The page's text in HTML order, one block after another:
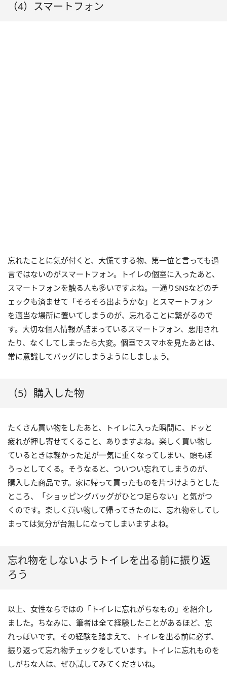
（4）スマートフォン
忘れたことに気が付くと、大慌てする物、第一位と言っても過
言ではないのがスマートフォン。トイレの個室に入ったあと、
スマートフォンを触る人も多いですよね。一通りSNSなどのチ
ェックも済ませて「そろそろ出ようかな」とスマートフォン
を適当な場所に置いてしまうのが、忘れることに繋がるので
す。大切な個人情報が詰まっているスマートフォン、悪用され
たり、なくしてしまったら大変。個室でスマホを見たあとは、
常に意識してバッグにしまうようにしましょう。
（5）購入した物
たくさん買い物をしたあと、トイレに入った瞬間に、ドッと
疲れが押し寄せてくること、ありますよね。楽しく買い物し
ているときは軽かった足が一気に重くなってしまい、頭もぼ
うっとしてくる。そうなると、ついつい忘れてしまうのが、
購入した商品です。家に帰って買ったものを片づけようとした
ところ、「ショッピングバッグがひとつ足らない」と気がつ
くのです。楽しく買い物して帰ってきたのに、忘れ物をしてし
まっては気分が台無しになってしまいますよね。
忘れ物をしないようトイレを出る前に振り返
ろう
以上、女性ならではの「トイレに忘れがちなもの」を紹介し
ました。ちなみに、筆者は全て経験したことがあるほど、忘
れっぽいです。その経験を踏まえて、トイレを出る前に必ず、
振り返って忘れ物チェックをしています。トイレに忘れものを
しがちな人は、ぜひ試してみてくださいね。